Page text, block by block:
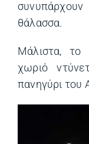
θάλασσα.
Μάλιστα, το
χωριό
πανηγύρι του